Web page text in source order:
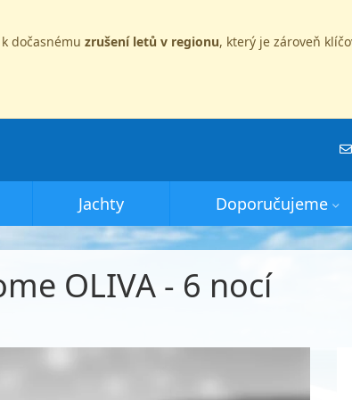
dočasnému zrušení letů v regionu, který je zároveň
Jachty Doporučujeme
OLIVA - 6 nocí